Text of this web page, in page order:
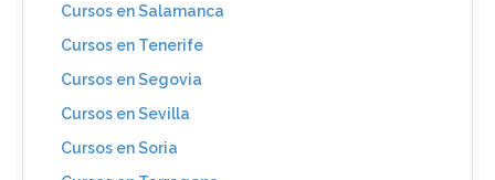
Cursos en Salamanca
Cursos en Tenerife
Cursos en Segovia
Cursos en Sevilla
Cursos en Soria